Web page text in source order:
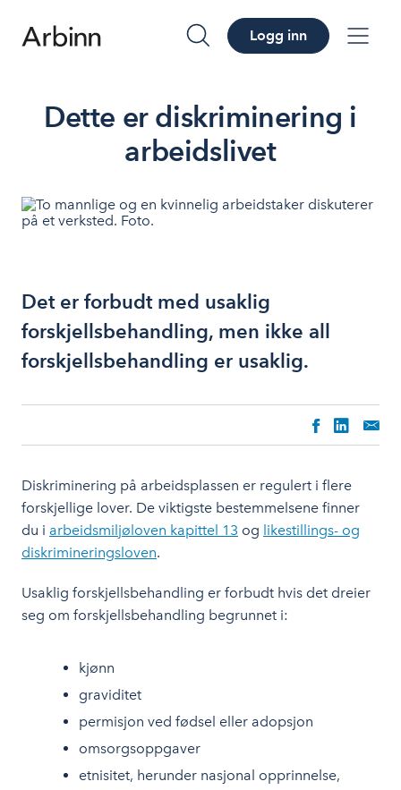
søk Logg inn
Dette er diskriminering i
arbeidslivet
Det er forbudt med usaklig
forskjellsbehandling, men ikke all
forskjellsbehandling er usaklig.
Diskriminering på arbeidsplassen er regulert i flere
forskjellige lover. De viktigste bestemmelsene finner
du i arbeidsmiljøloven kapittel 13 og likestillings- og
diskrimineringsloven.
Usaklig forskjellsbehandling er forbudt hvis det dreier
seg om forskjellsbehandling begrunnet i:
kjønn
graviditet
permisjon ved fødsel eller adopsjon
omsorgsoppgaver
etnisitet, herunder nasjonal opprinnelse,